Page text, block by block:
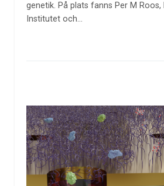
genetik. På plats fanns Per M Roos,
Institutet och…